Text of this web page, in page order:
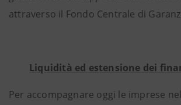
attraverso il Fondo Centrale di
Liquidità ed estensione dei
Per accompagnare oggi le imprese